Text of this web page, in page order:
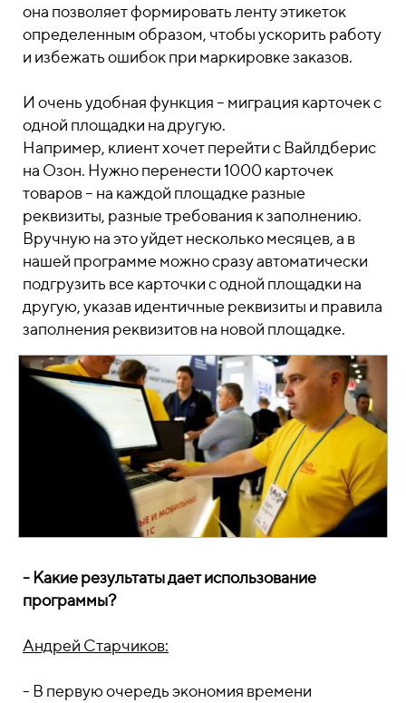
она позволяет формировать ленту этикеток
определенным образом, чтобы ускорить работу
и избежать ошибок при маркировке заказов.
И очень удобная функция – миграция карточек с
одной площадки на другую.
Например, клиент хочет перейти с Вайлдберис
на Озон. Нужно перенести 1000 карточек
товаров – на каждой площадке разные
реквизиты, разные требования к заполнению.
Вручную на это уйдет несколько месяцев, а в
нашей программе можно сразу автоматически
подгрузить все карточки с одной площадки на
другую, указав идентичные реквизиты и правила
заполнения реквизитов на новой площадке.
- Какие результаты дает использование
программы?
Андрей Старчиков:
- В первую очередь экономия времени